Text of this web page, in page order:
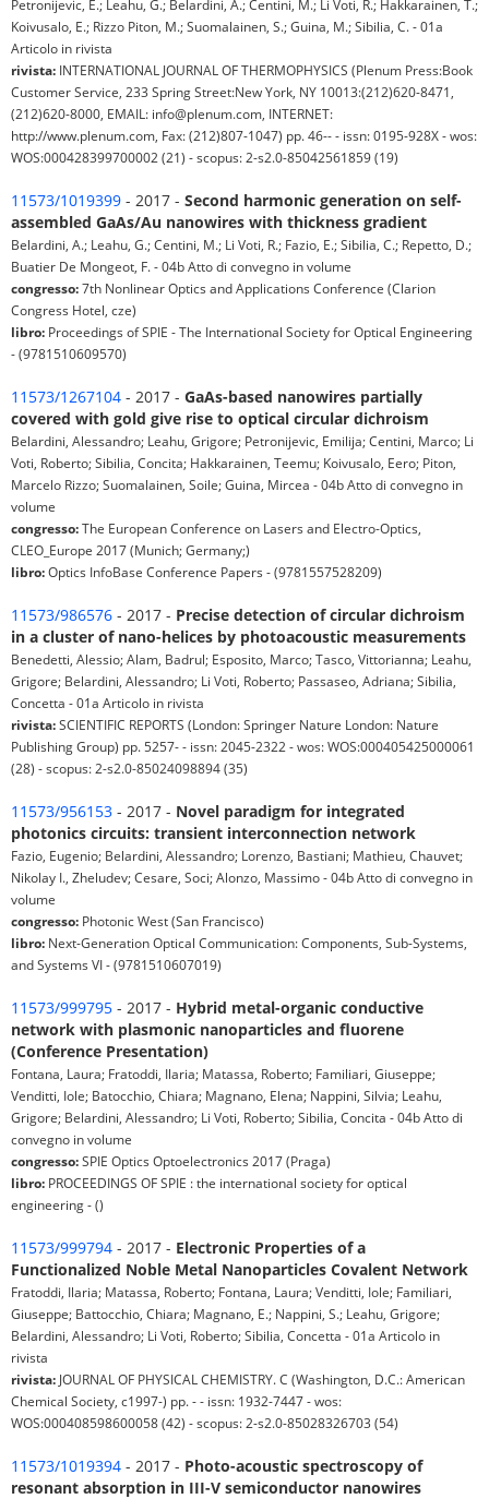
Petronijevic, E.; Leahu, G.; Belardini, A.; Centini, M.; Li Voti, R.; Hakkarainen, T.;
Koivusalo, E.; Rizzo Piton, M.; Suomalainen, S.; Guina, M.; Sibilia, C. - 01a
Articolo in rivista
rivista: INTERNATIONAL JOURNAL OF THERMOPHYSICS (Plenum Press:Book
Customer Service, 233 Spring Street:New York, NY 10013:(212)620-8471,
(212)620-8000, EMAIL: info@plenum.com, INTERNET:
http://www.plenum.com, Fax: (212)807-1047) pp. 46-- - issn: 0195-928X - wos:
WOS:000428399700002 (21) - scopus: 2-s2.0-85042561859 (19)
11573/1019399 - 2017 - Second harmonic generation on self-
assembled GaAs/Au nanowires with thickness gradient
Belardini, A.; Leahu, G.; Centini, M.; Li Voti, R.; Fazio, E.; Sibilia, C.; Repetto, D.;
Buatier De Mongeot, F. - 04b Atto di convegno in volume
congresso:7th Nonlinear Optics and Applications Conference (Clarion
Congress Hotel, cze)
libro: Proceedings of SPIE - The International Society for Optical Engineering
- (9781510609570)
11573/1267104 - 2017 - GaAs-based nanowires partially
covered with gold give rise to optical circular dichroism
Belardini, Alessandro; Leahu, Grigore; Petronijevic, Emilija; Centini, Marco; Li
Voti, Roberto; Sibilia, Concita; Hakkarainen, Teemu; Koivusalo, Eero; Piton,
Marcelo Rizzo; Suomalainen, Soile; Guina, Mircea - 04b Atto di convegno in
volume
congresso:The European Conference on Lasers and Electro-Optics,
CLEO_Europe 2017 (Munich; Germany;)
libro:Optics InfoBase Conference Papers - (9781557528209)
11573/986576 - 2017 - Precise detection of circular dichroism
in a cluster of nano-helices by photoacoustic measurements
Benedetti, Alessio; Alam, Badrul; Esposito, Marco; Tasco, Vittorianna; Leahu,
Grigore; Belardini, Alessandro; Li Voti, Roberto; Passaseo, Adriana; Sibilia,
Concetta - 01a Articolo in rivista
rivista:SCIENTIFIC REPORTS (London: Springer Nature London: Nature
Publishing Group) pp. 5257- - issn: 2045-2322 - wos: WOS:000405425000061
(28) - scopus: 2-s2.0-85024098894 (35)
11573/956153 - 2017 - Novel paradigm for integrated
photonics circuits: transient interconnection network
Fazio, Eugenio; Belardini, Alessandro; Lorenzo, Bastiani; Mathieu, Chauvet;
Nikolay I., Zheludev; Cesare, Soci; Alonzo, Massimo - 04b Atto di convegno in
volume
congresso: Photonic West (San Francisco)
libro: Next-Generation Optical Communication: Components, Sub-Systems,
and Systems VI - (9781510607019)
11573/999795 - 2017 - Hybrid metal-organic conductive
network with plasmonic nanoparticles and fluorene
(Conference Presentation)
Fontana, Laura; Fratoddi, Ilaria; Matassa, Roberto; Familiari, Giuseppe;
Venditti, Iole; Batocchio, Chiara; Magnano, Elena; Nappini, Silvia; Leahu,
Grigore; Belardini, Alessandro; Li Voti, Roberto; Sibilia, Concita - 04b Atto di
convegno in volume
congresso:SPIE Optics Optoelectronics 2017 (Praga)
libro: PROCEEDINGS OF SPIE : the international society for optical
engineering - ()
11573/999794 - 2017 - Electronic Properties of a
Functionalized Noble Metal Nanoparticles Covalent Network
Fratoddi, Ilaria; Matassa, Roberto; Fontana, Laura; Venditti, Iole; Familiari,
Giuseppe; Battocchio, Chiara; Magnano, E.; Nappini, S.; Leahu, Grigore;
Belardini, Alessandro; Li Voti, Roberto; Sibilia, Concetta - 01a Articolo in
rivista
rivista: JOURNAL OF PHYSICAL CHEMISTRY. C (Washington, D.C.: American
Chemical Society, c1997-) pp. - - issn: 1932-7447 - wos:
WOS:000408598600058 (42) - scopus: 2-s2.0-85028326703 (54)
11573/1019394 - 2017 - Photo-acoustic spectroscopy of
resonant absorption in III-V semiconductor nanowires